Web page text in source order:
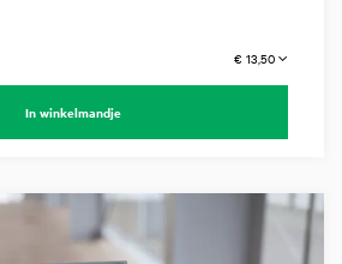
€ 13,50
In winkelmandje